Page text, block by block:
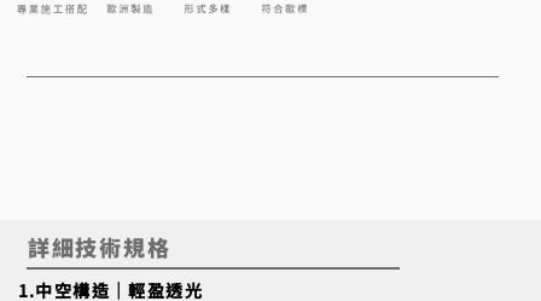
詳細技術規格
1.中空構造｜輕盈透光